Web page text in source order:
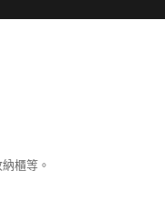
櫃等。